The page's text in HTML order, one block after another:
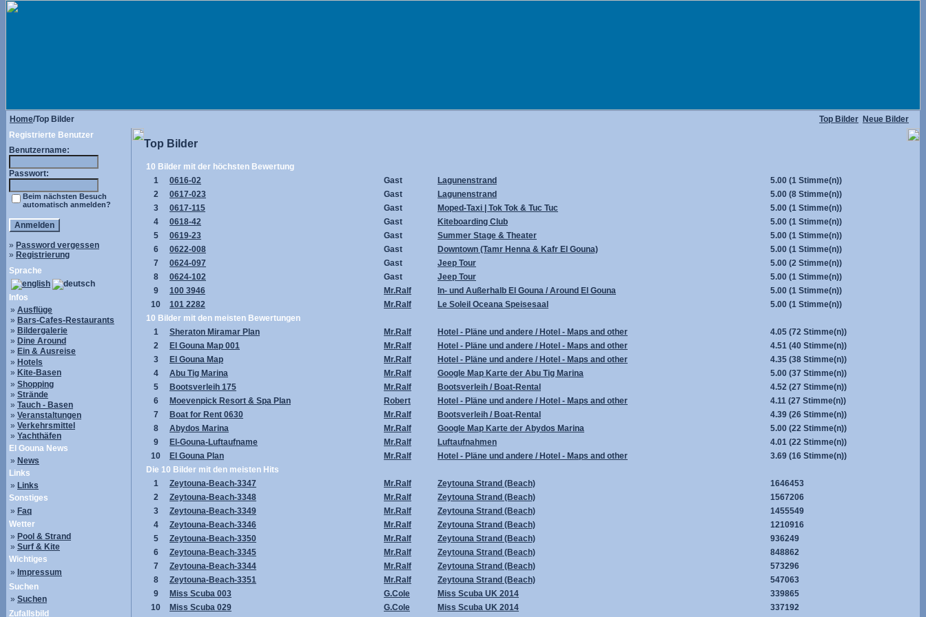
Home/Top Bilder Top Bilder Neue Bilder
Registrierte Benutzer
Benutzername:
Passwort:
Beim nächsten Besuch
automatisch anmelden?
» Password vergessen
» Registrierung
Sprache
Infos
» Ausflüge
» Bars-Cafes-Restaurants
» Bildergalerie
» Dine Around
» Ein & Ausreise
» Hotels
» Kite-Basen
» Shopping
» Strände
» Tauch - Basen
» Veranstaltungen
» Verkehrsmittel
» Yachthäfen
El Gouna News
» News
Links
» Links
Sonstiges
» Faq
Wetter
» Pool & Strand
» Surf & Kite
Wichtiges
» Impressum
Suchen
» Suchen
Zufallsbild
Top Bilder
10 Bilder mit der höchsten Bewertung
1
0616-02 Gast Lagunenstrand 5.00 (1 Stimme(n))
2
0617-023 Gast Lagunenstrand 5.00 (8 Stimme(n))
3
0617-115 Gast Moped-Taxi | Tok Tok & Tuc Tuc 5.00 (1 Stimme(n))
4
0618-42 Gast Kiteboarding Club 5.00 (1 Stimme(n))
5
0619-23 Gast Summer Stage & Theater 5.00 (1 Stimme(n))
6
0622-008 Gast Downtown (Tamr Henna & Kafr El Gouna) 5.00 (1 Stimme(n))
7
0624-097 Gast Jeep Tour 5.00 (2 Stimme(n))
8
0624-102 Gast Jeep Tour 5.00 (1 Stimme(n))
9
100 3946 Mr.Ralf In- und Außerhalb El Gouna / Around El Gouna 5.00 (1 Stimme(n))
10
101 2282 Mr.Ralf Le Soleil Oceana Speisesaal 5.00 (1 Stimme(n))
10 Bilder mit den meisten Bewertungen
1
Sheraton Miramar Plan Mr.Ralf Hotel - Pläne und andere / Hotel - Maps and other 4.05 (72 Stimme(n))
2
El Gouna Map 001 Mr.Ralf Hotel - Pläne und andere / Hotel - Maps and other 4.51 (40 Stimme(n))
3
El Gouna Map Mr.Ralf Hotel - Pläne und andere / Hotel - Maps and other 4.35 (38 Stimme(n))
4
Abu Tig Marina Mr.Ralf Google Map Karte der Abu Tig Marina 5.00 (37 Stimme(n))
5
Bootsverleih 175 Mr.Ralf Bootsverleih / Boat-Rental 4.52 (27 Stimme(n))
6
Moevenpick Resort & Spa Plan Robert Hotel - Pläne und andere / Hotel - Maps and other 4.11 (27 Stimme(n))
7
Boat for Rent 0630 Mr.Ralf Bootsverleih / Boat-Rental 4.39 (26 Stimme(n))
8
Abydos Marina Mr.Ralf Google Map Karte der Abydos Marina 5.00 (22 Stimme(n))
9
El-Gouna-Luftaufname Mr.Ralf Luftaufnahmen 4.01 (22 Stimme(n))
10
El Gouna Plan Mr.Ralf Hotel - Pläne und andere / Hotel - Maps and other 3.69 (16 Stimme(n))
Die 10 Bilder mit den meisten Hits
1
Zeytouna-Beach-3347 Mr.Ralf Zeytouna Strand (Beach)
1646453
2
Zeytouna-Beach-3348 Mr.Ralf Zeytouna Strand (Beach)
1567206
3
Zeytouna-Beach-3349 Mr.Ralf Zeytouna Strand (Beach)
1455549
4
Zeytouna-Beach-3346 Mr.Ralf Zeytouna Strand (Beach)
1210916
5
Zeytouna-Beach-3350 Mr.Ralf Zeytouna Strand (Beach)
936249
6
Zeytouna-Beach-3345 Mr.Ralf Zeytouna Strand (Beach)
848862
7
Zeytouna-Beach-3344 Mr.Ralf Zeytouna Strand (Beach)
573296
8
Zeytouna-Beach-3351 Mr.Ralf Zeytouna Strand (Beach)
547063
9
Miss Scuba 003 G.Cole Miss Scuba UK 2014
339865
10
Miss Scuba 029 G.Cole Miss Scuba UK 2014
337192